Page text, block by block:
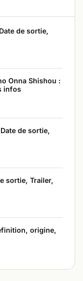
de sortie,
Onna Shishou :
infos
de sortie,
sortie, Trailer,
origine,